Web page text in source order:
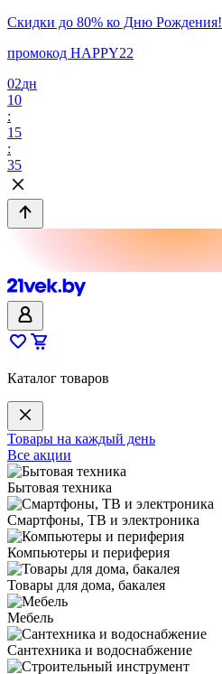
Скидки до 80% ко Дню Рождения!
промокод HAPPY22
02дн
10
:
15
:
35
Каталог товаров
Товары на каждый день
Все акции
Бытовая техника
Смартфоны, ТВ и электроника
Компьютеры и периферия
Товары для дома, бакалея
Мебель
Сантехника и водоснабжение